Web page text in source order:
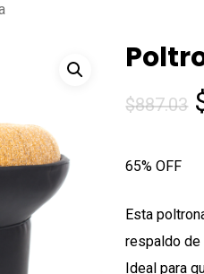
$887.03
65% OFF
Esta
respaldo de
Ideal para